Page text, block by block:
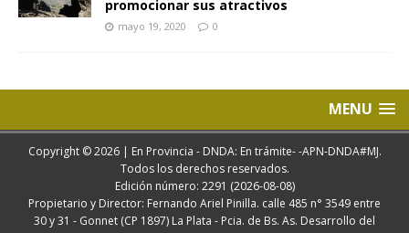
promocionar sus atractivos
mayo 19, 2020 0
MENU
Copyright © 2026 | En Provincia - DNDA: En trámite- -APN-DNDA#MJ.
Todos los derechos reservados.
Edición número: 2291 (2026-08-08)
Propietario y Director: Fernando Ariel Pinilla. calle 485 n° 3549 entre
30 y 31 - Gonnet (CP 1897) La Plata - Pcia. de Bs. As. Desarrollo del